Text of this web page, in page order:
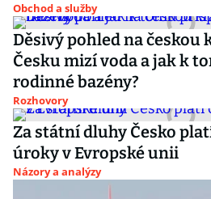
Obchod a služby
Děsivý pohled na českou
Česku mizí voda a jak k
rodinné bazény?
Rozhovory
Za státní dluhy Česko
úroky v Evropské unii
Názory a analýzy